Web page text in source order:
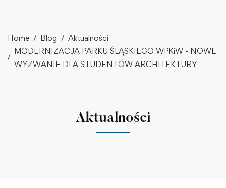
Home Blog
Aktualności
MODERNIZACJA PARKU ŚLĄSKIEGO WPKiW - NOWE
WYZWANIE DLA STUDENTÓW ARCHITEKTURY
Aktualności